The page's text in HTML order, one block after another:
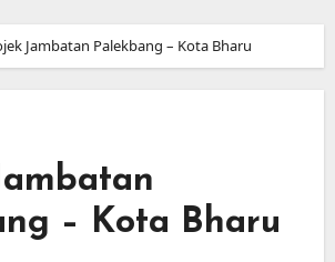
Jambatan Palekbang – Kota Bharu
– Kota Bharu